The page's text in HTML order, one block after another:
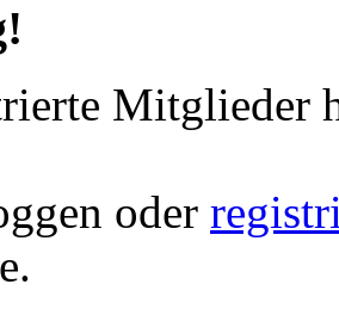
Mitglieder
oder